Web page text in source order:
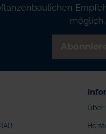
möglich.
Über